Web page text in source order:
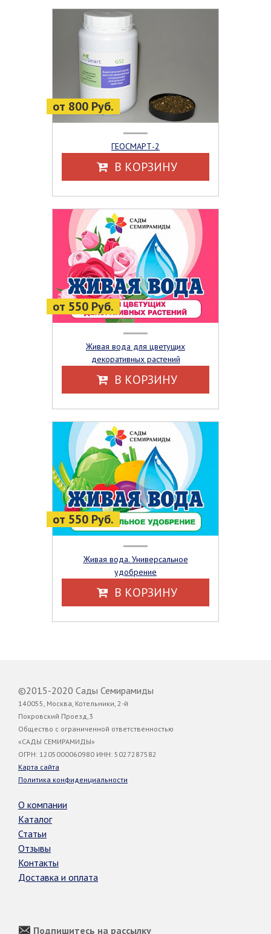
от 800 Руб.
ГЕОСМАРТ-2
В КОРЗИНУ
от 550 Руб.
Живая вода для цветущих
декоративных растений
В КОРЗИНУ
от 550 Руб.
Живая вода. Универсальное
удобрение
В КОРЗИНУ
©2015-2020 Сады Семирамиды
140055, Москва, Котельники, 2-й
Покровский Проезд,3
Общество с ограниченной ответственностью
«САДЫ СЕМИРАМИДЫ»
ОГРН: 1205000060980 ИНН: 5027287582
Карта сайта
Политика конфиденциальности
О компании
Каталог
Статьи
Отзывы
Контакты
Доставка и оплата
Подпишитесь на рассылку